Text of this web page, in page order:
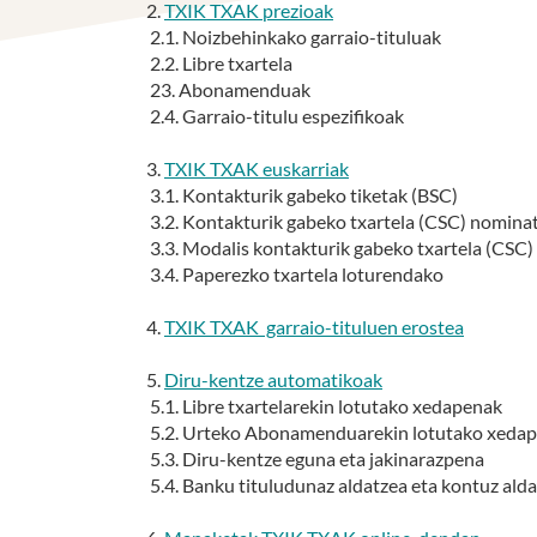
2.TXIK TXAK prezioak
2.1. Noizbehinkako garraio-tituluak
2.2. Libre txartela
23. Abonamenduak
2.4. Garraio-titulu espezifikoak
3.TXIK TXAK euskarriak
3.1. Kontakturik gabeko tiketak (BSC)
3.2. Kontakturik gabeko txartela (CSC)
3.3. Modalis kontakturik gabeko txartela (CSC)
3.4. Paperezko txartela loturendako
4.TXIK TXAK garraio-tituluen erostea
5. Diru-kentze automatikoak
5.1. Libre txartelarekin lotutako xedapenak
5.2. Urteko Abonamenduarekin lotutako
5.3. Diru-kentze eguna eta jakinarazpena
5.4. Banku tituludunaz aldatzea eta kontuz